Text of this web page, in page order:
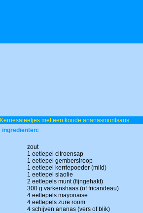
Kerriesateetjes met een koude ananasmuntsaus
ingrediënten:
zout
1 eetlepel citroensap
1 eetlepel gembersiroop
1 eetlepel kerriepoeder (mild)
1 eetlepel slaolie
2 eetlepels munt (fijngehakt)
300 g varkenshaas (of fricandeau)
4 eetlepels mayonaise
4 eetlepels zure room
4 schijven ananas (vers of blik)